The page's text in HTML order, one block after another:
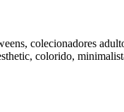
colecionadores
colorido,